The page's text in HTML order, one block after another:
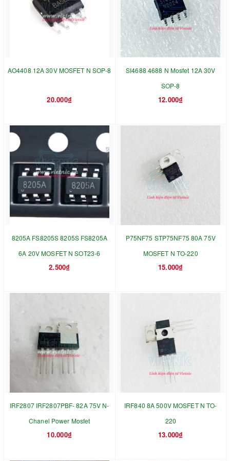
AO4408 12A 30V MOSFET N SOP-8
20.000₫
SI4688 4688 N Mosfet 12A 30V
SOP-8
12.000₫
8205A FS8205S 8205S FS8205A
6A 20V MOSFET N SOT23-6
2.500₫
P75NF75 STP75NF75 80A 75V
MOSFET N TO-220
15.000₫
IRF2807 IRF2807PBF- 82A 75V N-
Chanel Power Mosfet
10.000₫
IRF840 8A 500V MOSFET N TO-
220
13.000₫